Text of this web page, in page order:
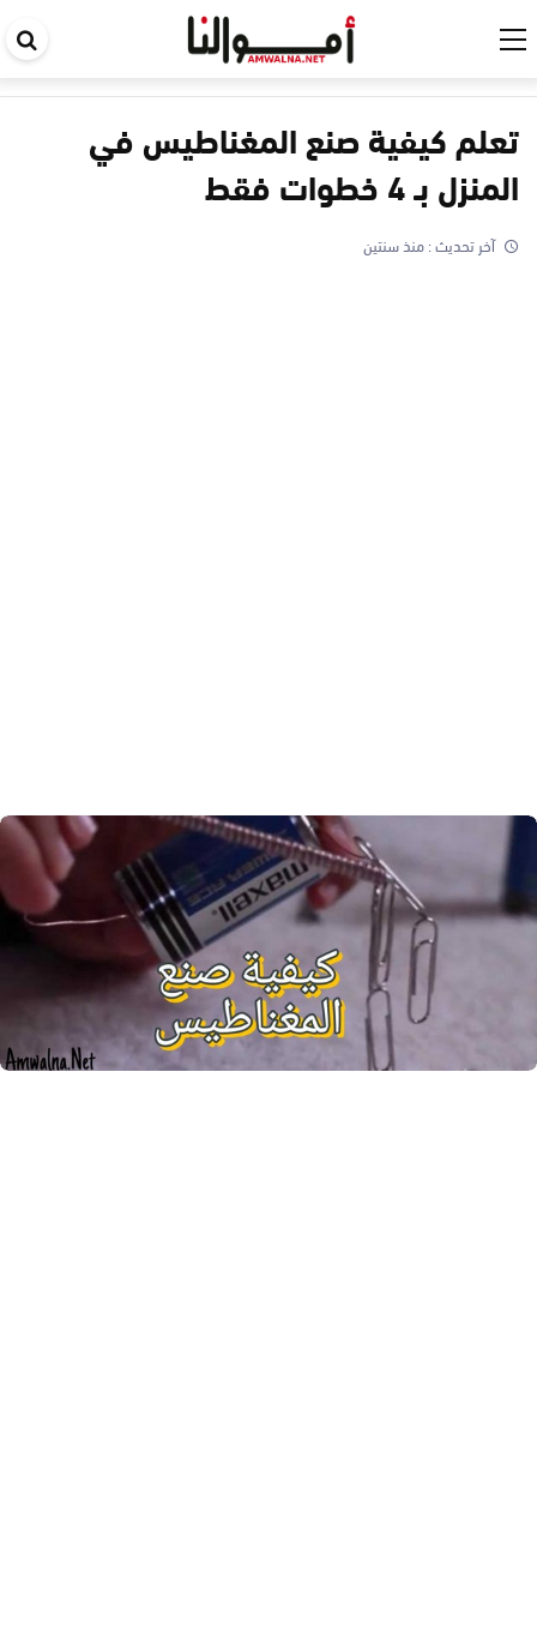
تعلم كيفية صنع المغناطيس في
المنزل بـ 4 خطوات فقط
آخر تحديث :منذ سنتين